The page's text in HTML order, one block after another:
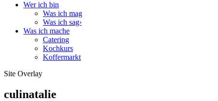
Wer ich bin
Was ich mag
Was ich sag›
Was ich mache
Catering
Kochkurs
Koffermarkt
Site Overlay
culinatalie